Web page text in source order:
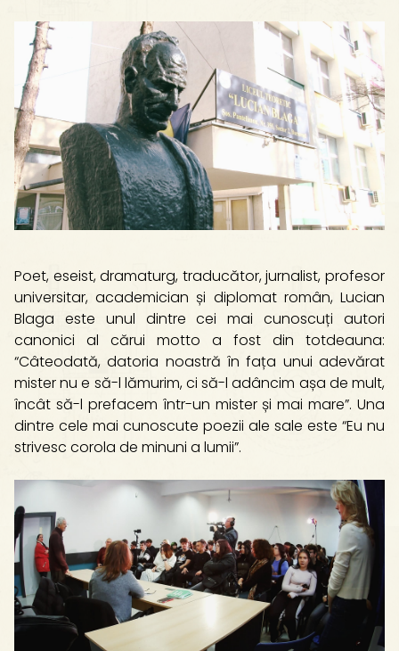
Poet, eseist, dramaturg, traducător, jurnalist, profesor
universitar, academician și diplomat român, Lucian
Blaga este unul dintre cei mai cunoscuți autori
canonici al cărui motto a fost din totdeauna:
“Câteodată, datoria noastră în fața unui adevărat
mister nu e să-l lămurim, ci să-l adâncim așa de mult,
încât să-l prefacem într-un mister și mai mare”. Una
dintre cele mai cunoscute poezii ale sale este “Eu nu
strivesc corola de minuni a lumii”.